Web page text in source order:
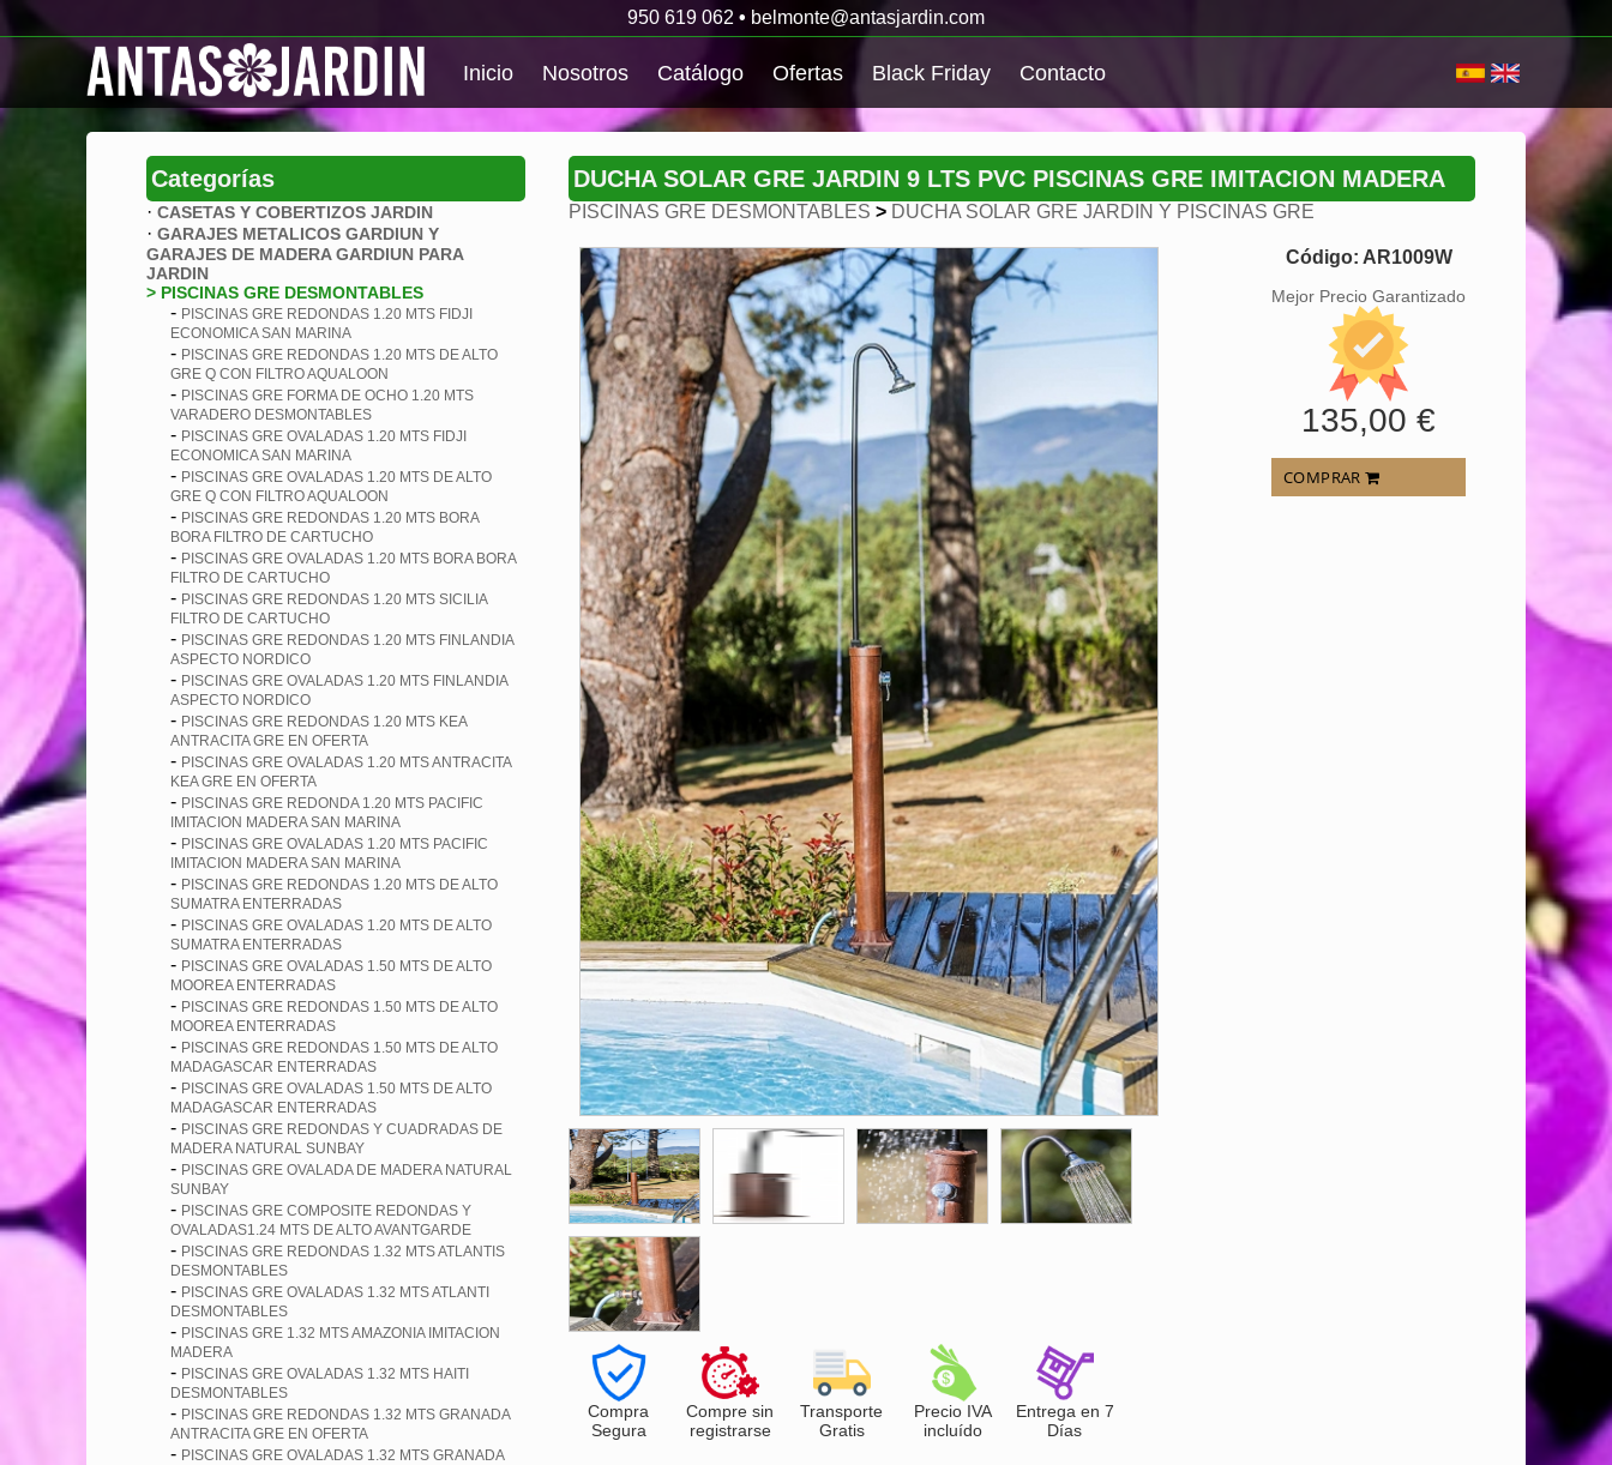
950 619 062 • belmonte@antasjardin.com
Inicio Nosotros Catálogo Ofertas Black Friday Contacto
Categorías
· CASETAS Y COBERTIZOS JARDIN
· GARAJES METALICOS GARDIUN Y
GARAJES DE MADERA GARDIUN PARA
JARDIN
> PISCINAS GRE DESMONTABLES
- PISCINAS GRE REDONDAS 1.20 MTS FIDJI
ECONOMICA SAN MARINA
- PISCINAS GRE REDONDAS 1.20 MTS DE ALTO
GRE Q CON FILTRO AQUALOON
- PISCINAS GRE FORMA DE OCHO 1.20 MTS
VARADERO DESMONTABLES
- PISCINAS GRE OVALADAS 1.20 MTS FIDJI
ECONOMICA SAN MARINA
- PISCINAS GRE OVALADAS 1.20 MTS DE ALTO
GRE Q CON FILTRO AQUALOON
- PISCINAS GRE REDONDAS 1.20 MTS BORA
BORA FILTRO DE CARTUCHO
- PISCINAS GRE OVALADAS 1.20 MTS BORA BORA
FILTRO DE CARTUCHO
- PISCINAS GRE REDONDAS 1.20 MTS SICILIA
FILTRO DE CARTUCHO
- PISCINAS GRE REDONDAS 1.20 MTS FINLANDIA
ASPECTO NORDICO
- PISCINAS GRE OVALADAS 1.20 MTS FINLANDIA
ASPECTO NORDICO
- PISCINAS GRE REDONDAS 1.20 MTS KEA
ANTRACITA GRE EN OFERTA
- PISCINAS GRE OVALADAS 1.20 MTS ANTRACITA
KEA GRE EN OFERTA
- PISCINAS GRE REDONDA 1.20 MTS PACIFIC
IMITACION MADERA SAN MARINA
- PISCINAS GRE OVALADAS 1.20 MTS PACIFIC
IMITACION MADERA SAN MARINA
- PISCINAS GRE REDONDAS 1.20 MTS DE ALTO
SUMATRA ENTERRADAS
- PISCINAS GRE OVALADAS 1.20 MTS DE ALTO
SUMATRA ENTERRADAS
- PISCINAS GRE OVALADAS 1.50 MTS DE ALTO
MOOREA ENTERRADAS
- PISCINAS GRE REDONDAS 1.50 MTS DE ALTO
MOOREA ENTERRADAS
- PISCINAS GRE REDONDAS 1.50 MTS DE ALTO
MADAGASCAR ENTERRADAS
- PISCINAS GRE OVALADAS 1.50 MTS DE ALTO
MADAGASCAR ENTERRADAS
- PISCINAS GRE REDONDAS Y CUADRADAS DE
MADERA NATURAL SUNBAY
- PISCINAS GRE OVALADA DE MADERA NATURAL
SUNBAY
- PISCINAS GRE COMPOSITE REDONDAS Y
OVALADAS1.24 MTS DE ALTO AVANTGARDE
- PISCINAS GRE REDONDAS 1.32 MTS ATLANTIS
DESMONTABLES
- PISCINAS GRE OVALADAS 1.32 MTS ATLANTI
DESMONTABLES
- PISCINAS GRE 1.32 MTS AMAZONIA IMITACION
MADERA
- PISCINAS GRE OVALADAS 1.32 MTS HAITI
DESMONTABLES
- PISCINAS GRE REDONDAS 1.32 MTS GRANADA
ANTRACITA GRE EN OFERTA
- PISCINAS GRE OVALADAS 1.32 MTS GRANADA
DUCHA SOLAR GRE JARDIN 9 LTS PVC PISCINAS GRE IMITACION MADERA
PISCINAS GRE DESMONTABLES > DUCHA SOLAR GRE JARDIN Y PISCINAS GRE
Compra
Segura
Compre sin
registrarse
Transporte
Gratis
Precio IVA
incluído
Entrega en 7
Días
Código: AR1009W
Mejor Precio Garantizado
135,00 €
COMPRAR